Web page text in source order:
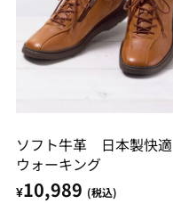
ソフト牛革 日本製快適
ウォーキング
¥10,989 (税込)